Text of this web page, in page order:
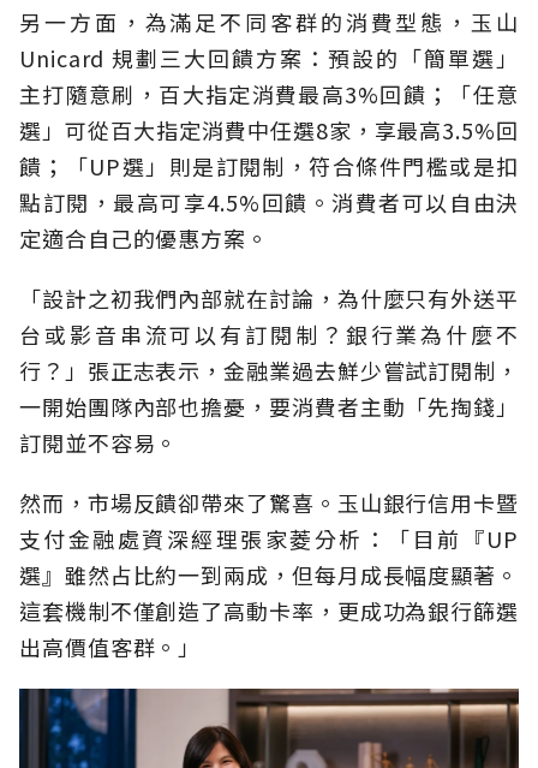
另一方面，為滿足不同客群的消費型態，玉山
Unicard 規劃三大回饋方案：預設的「簡單選」
主打隨意刷，百大指定消費最高3%回饋；「任意
選」可從百大指定消費中任選8家，享最高3.5%回
饋；「UP選」則是訂閱制，符合條件門檻或是扣
點訂閱，最高可享4.5%回饋。消費者可以自由決
定適合自己的優惠方案。
「設計之初我們內部就在討論，為什麼只有外送平
台或影音串流可以有訂閱制？銀行業為什麼不
行？」張正志表示，金融業過去鮮少嘗試訂閱制，
一開始團隊內部也擔憂，要消費者主動「先掏錢」
訂閱並不容易。
然而，市場反饋卻帶來了驚喜。玉山銀行信用卡暨
支付金融處資深經理張家菱分析：「目前『UP
選』雖然占比約一到兩成，但每月成長幅度顯著。
這套機制不僅創造了高動卡率，更成功為銀行篩選
出高價值客群。」